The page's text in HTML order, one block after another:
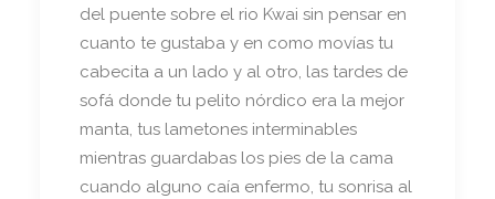
del puente sobre el rio Kwai sin pensar en
cuanto te gustaba y en como movías tu
cabecita a un lado y al otro, las tardes de
sofá donde tu pelito nórdico era la mejor
manta, tus lametones interminables
mientras guardabas los pies de la cama
cuando alguno caía enfermo, tu sonrisa al